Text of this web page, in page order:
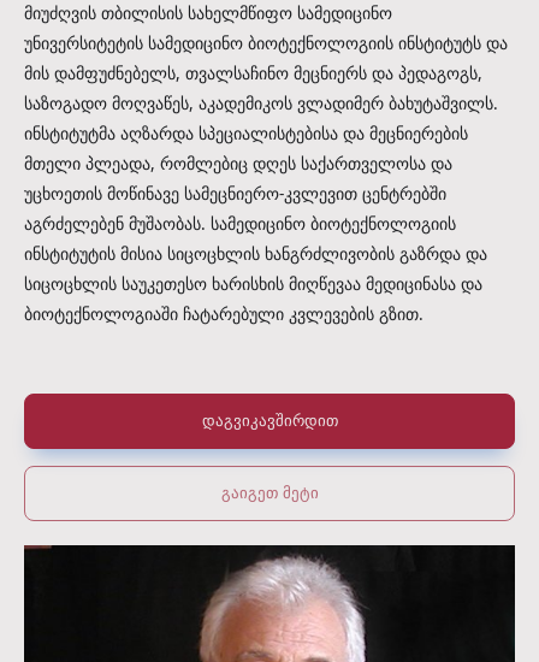
მიუძღვის თბილისის სახელმწიფო სამედიცინო
უნივერსიტეტის სამედიცინო ბიოტექნოლოგიის ინსტიტუტს და
მის დამფუძნებელს, თვალსაჩინო მეცნიერს და პედაგოგს,
საზოგადო მოღვაწეს, აკადემიკოს ვლადიმერ ბახუტაშვილს.
ინსტიტუტმა აღზარდა სპეციალისტებისა და მეცნიერების
მთელი პლეადა, რომლებიც დღეს საქართველოსა და
უცხოეთის მოწინავე სამეცნიერო-კვლევით ცენტრებში
აგრძელებენ მუშაობას. სამედიცინო ბიოტექნოლოგიის
ინსტიტუტის მისია სიცოცხლის ხანგრძლივობის გაზრდა და
სიცოცხლის საუკეთესო ხარისხის მიღწევაა მედიცინასა და
ბიოტექნოლოგიაში ჩატარებული კვლევების გზით.
დაგვიკავშირდით
გაიგეთ მეტი